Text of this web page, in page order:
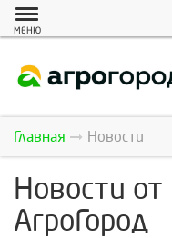
МЕНЮ
Главная Новости
Новости
АгроГород